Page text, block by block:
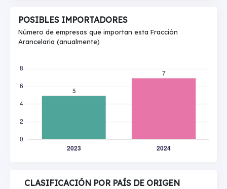
POSIBLES IMPORTADORES
Número de empresas que importan esta Fracción
Arancelaria (anualmente)
CLASIFICACIÓN POR PAÍS DE ORIGEN